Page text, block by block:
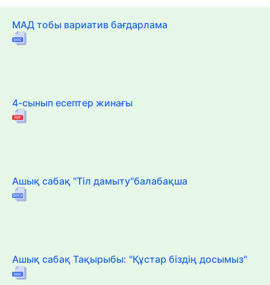
МАД тобы вариатив бағдарлама
4-сынып есептер жинағы
Ашық сабақ "Тіл дамыту"балабақша
Ашық сабақ Тақырыбы: "Құстар біздің досымыз"